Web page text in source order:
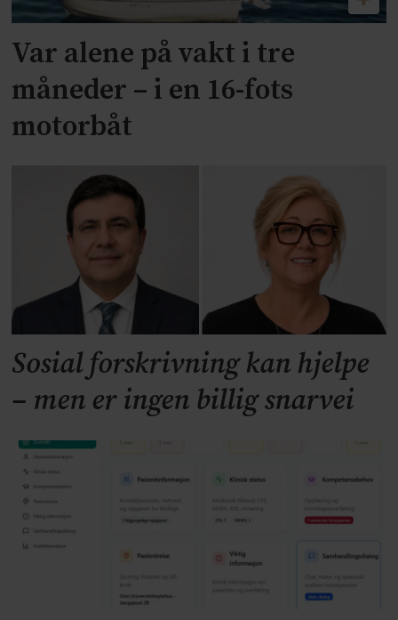
Var alene på vakt i tre
måneder – i en 16-fots
motorbåt
Sosial forskrivning kan hjelpe
– men er ingen billig snarvei